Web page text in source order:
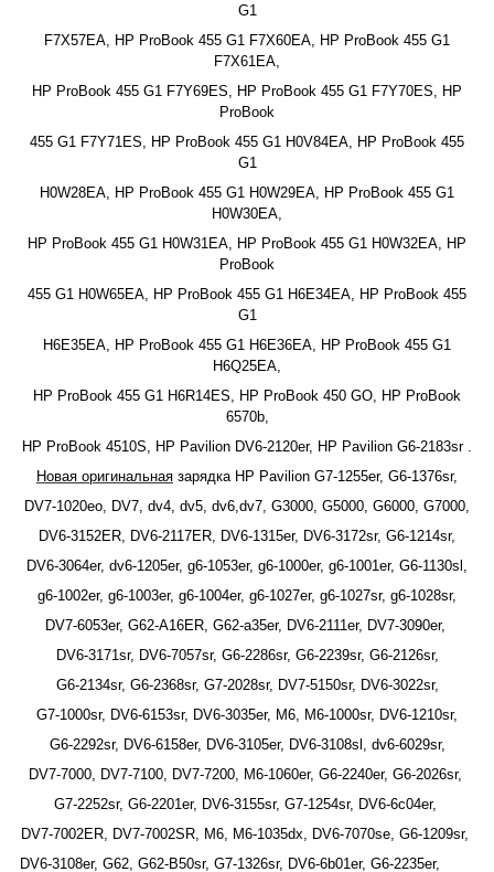
G1
F7X57EA, HP ProBook 455 G1 F7X60EA, HP ProBook 455 G1
F7X61EA,
HP ProBook 455 G1 F7Y69ES, HP ProBook 455 G1 F7Y70ES, HP
ProBook
455 G1 F7Y71ES, HP ProBook 455 G1 H0V84EA, HP ProBook 455
G1
H0W28EA, HP ProBook 455 G1 H0W29EA, HP ProBook 455 G1
H0W30EA,
HP ProBook 455 G1 H0W31EA, HP ProBook 455 G1 H0W32EA, HP
ProBook
455 G1 H0W65EA, HP ProBook 455 G1 H6E34EA, HP ProBook 455
G1
H6E35EA, HP ProBook 455 G1 H6E36EA, HP ProBook 455 G1
H6Q25EA,
HP ProBook 455 G1 H6R14ES, HP ProBook 450 GO, HP ProBook
6570b,
HP ProBook 4510S, HP Pavilion DV6-2120er, HP Pavilion G6-2183sr .
Новая оригинальная зарядка HP Pavilion G7-1255er, G6-1376sr,
DV7-1020eo, DV7, dv4, dv5, dv6,dv7, G3000, G5000, G6000, G7000,
DV6-3152ER, DV6-2117ER, DV6-1315er, DV6-3172sr, G6-1214sr,
DV6-3064er, dv6-1205er, g6-1053er, g6-1000er, g6-1001er, G6-1130sl,
g6-1002er, g6-1003er, g6-1004er, g6-1027er, g6-1027sr, g6-1028sr,
DV7-6053er, G62-A16ER, G62-a35er, DV6-2111er, DV7-3090er,
DV6-3171sr, DV6-7057sr, G6-2286sr, G6-2239sr, G6-2126sr,
G6-2134sr, G6-2368sr, G7-2028sr, DV7-5150sr, DV6-3022sr,
G7-1000sr, DV6-6153sr, DV6-3035er, M6, M6-1000sr, DV6-1210sr,
G6-2292sr, DV6-6158er, DV6-3105er, DV6-3108sl, dv6-6029sr,
DV7-7000, DV7-7100, DV7-7200, M6-1060er, G6-2240er, G6-2026sr,
G7-2252sr, G6-2201er, DV6-3155sr, G7-1254sr, DV6-6c04er,
DV7-7002ER, DV7-7002SR, M6, M6-1035dx, DV6-7070se, G6-1209sr,
DV6-3108er, G62, G62-B50sr, G7-1326sr, DV6-6b01er, G6-2235er,